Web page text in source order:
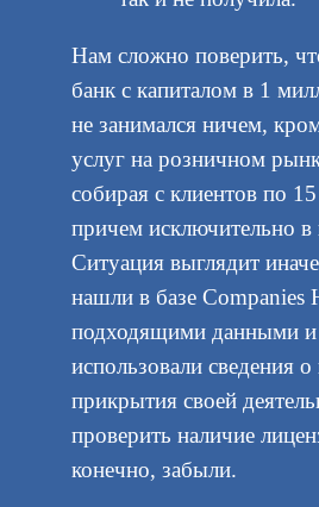
Нам сложно поверить,
банк с капиталом в 1
не занимался ничем,
услуг на розничном
собирая с клиентов по
причем исключительно в
Ситуация выглядит
нашли в базе Companies
подходящими данными и
использовали сведения о
прикрытия своей
проверить наличие
конечно, забыли.